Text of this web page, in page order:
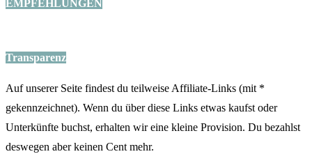
EMPFEHLUNGEN
Transparenz
Auf unserer Seite findest du teilweise Affiliate-Links (mit *
gekennzeichnet). Wenn du über diese Links etwas kaufst oder
Unterkünfte buchst, erhalten wir eine kleine Provision. Du bezahlst
deswegen aber keinen Cent mehr.